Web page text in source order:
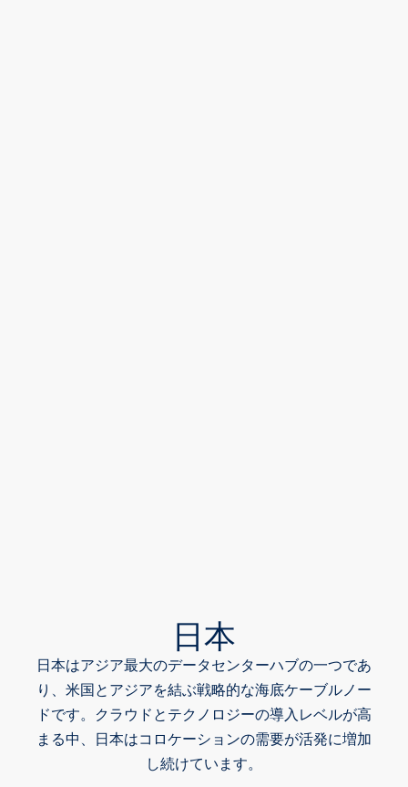
日本
日本はアジア最大のデータセンターハブの一つであ
り、米国とアジアを結ぶ戦略的な海底ケーブルノー
ドです。クラウドとテクノロジーの導入レベルが高
まる中、日本はコロケーションの需要が活発に増加
し続けています。